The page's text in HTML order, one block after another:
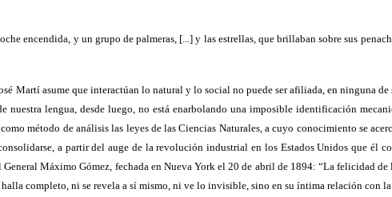
encendida, y un grupo de palmeras, [...] y las estrellas, que brillaban sobre sus
Martí asume que interactúan lo natural y lo social no puede ser afiliada, en ninguna
nuestra lengua, desde luego, no está enarbolando una imposible identificación
método de análisis las leyes de las Ciencias Naturales, a cuyo conocimiento se
a partir del auge de la revolución industrial en los Estados Unidos que
Máximo Gómez, fechada en Nueva York el 20 de abril de 1894: “La felicidad
completo, ni se revela a sí mismo, ni ve lo invisible, sino en su íntima relación con